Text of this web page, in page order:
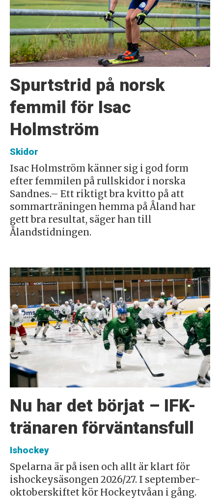
Spurtstrid på norsk
femmil för Isac
Holmström
Skidor
Isac Holmström känner sig i god form
efter femmilen på rullskidor i norska
Sandnes.– Ett riktigt bra kvitto på att
sommarträningen hemma på Åland har
gett bra resultat, säger han till
Ålandstidningen.
Nu har det börjat – IFK-
tränaren förväntansfull
Ishockey
Spelarna är på isen och allt är klart för
ishockeysäsongen 2026/27. I september-
oktoberskiftet kör Hockeytvåan i gång.